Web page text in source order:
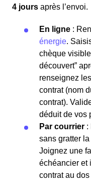
4 jours après l’envoi.
En ligne :
énergie.
chèque
découvert”
renseignez
contrat (nom
contrat).
déduit de vos
Par courrier :
sans gratter
Joignez une
échéancier et
contrat au